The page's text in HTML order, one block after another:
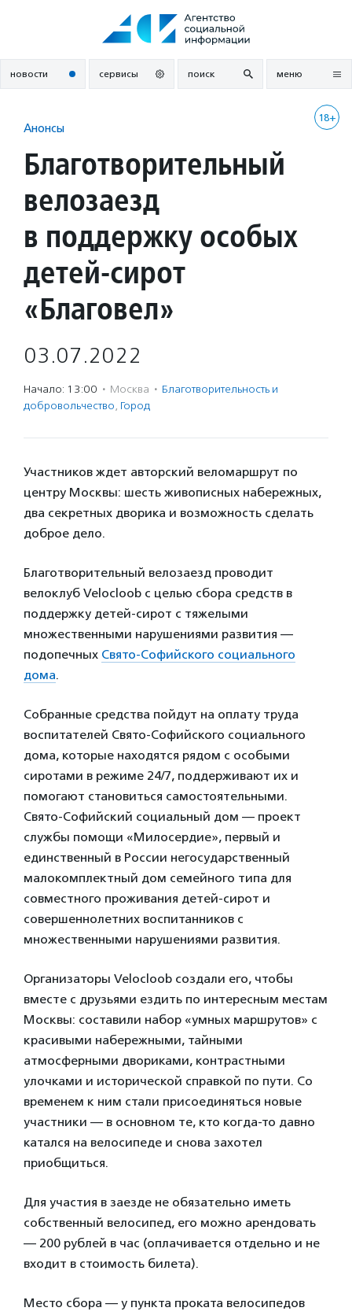
новости сервисы поиск меню
18+
Анонсы
Благотворительный
велозаезд
в поддержку особых
детей-сирот
«Благовел»
03.07.2022
Начало: 13:00 · Москва · Благотвори­тель­ность и
доброволь­чест­во, Город
Участников ждет авторский веломаршрут по
центру Москвы: шесть живописных набережных,
два секретных дворика и возможность сделать
доброе дело.
Благотворительный велозаезд проводит
велоклуб Velocloob с целью сбора средств в
поддержку детей-сирот с тяжелыми
множественными нарушениями развития —
подопечных Свято-Софийского социального
дома.
Собранные средства пойдут на оплату труда
воспитателей Свято-Софийского социального
дома, которые находятся рядом с особыми
сиротами в режиме 24/7, поддерживают их и
помогают становиться самостоятельными.
Свято-Софийский социальный дом — проект
службы помощи «Милосердие», первый и
единственный в России негосударственный
малокомплектный дом семейного типа для
совместного проживания детей-сирот и
совершеннолетних воспитанников с
множественными нарушениями развития.
Организаторы Velocloob создали его, чтобы
вместе с друзьями ездить по интересным местам
Москвы: составили набор «умных маршрутов» с
красивыми набережными, тайными
атмосферными двориками, контрастными
улочками и исторической справкой по пути. Со
временем к ним стали присоединяться новые
участники — в основном те, кто когда-то давно
катался на велосипеде и снова захотел
приобщиться.
Для участия в заезде не обязательно иметь
собственный велосипед, его можно арендовать
— 200 рублей в час (оплачивается отдельно и не
входит в стоимость билета).
Место сбора — у пункта проката велосипедов